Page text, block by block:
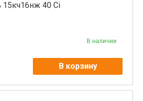
15кч16нж 40 Ci
В наличии
В корзину